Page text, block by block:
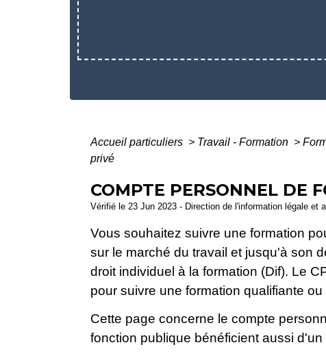
Accueil particuliers > Travail - Formation >
privé
COMPTE PERSONNEL DE
Vérifié le 23 Jun 2023 - Direction de l'information légale et
Vous souhaitez suivre une formation
sur le marché du travail et jusqu'à son
droit individuel à la formation (Dif). Le
pour suivre une formation qualifiante
Cette page concerne le compte
fonction publique bénéficient aussi d'un